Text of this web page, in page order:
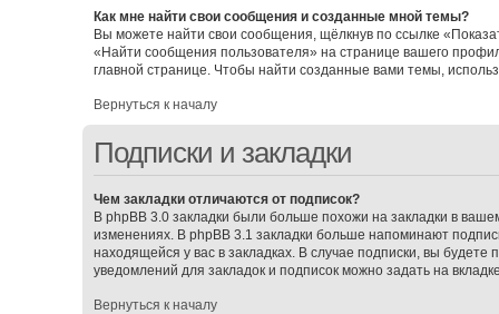
Как мне найти свои сообщения и созданные мной темы?
Вы можете найти свои сообщения, щёлкнув по ссылке
«Найти сообщения пользователя» на странице вашего
главной странице. Чтобы найти созданные вами темы,
Вернуться к началу
Подписки и закладки
Чем закладки отличаются от подписок?
В phpBB 3.0 закладки были больше похожи на закладки в
изменениях. В phpBB 3.1 закладки больше напоминают
находящейся у вас в закладках. В случае подписки, вы
уведомлений для закладок и подписок можно задать на
Вернуться к началу